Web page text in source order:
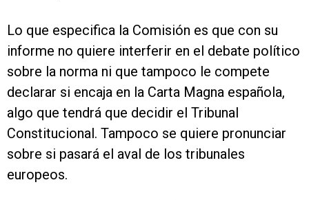
Lo que especifica la Comisión es que con su
informe no quiere interferir en el debate político
sobre la norma ni que tampoco le compete
declarar si encaja en la Carta Magna española,
algo que tendrá que decidir el Tribunal
Constitucional. Tampoco se quiere pronunciar
sobre si pasará el aval de los tribunales
europeos.